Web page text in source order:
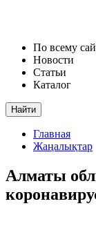
По всему
Новости
Статьи
Каталог
Найти
Главная
Жаңалықтар
Алматы